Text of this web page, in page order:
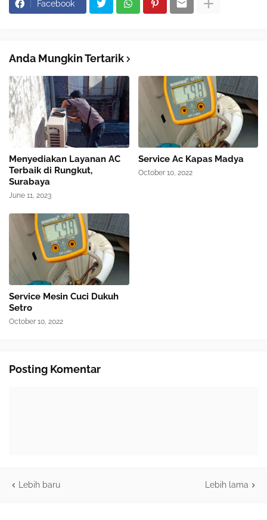
Facebook
Anda Mungkin Tertarik
Menyediakan Layanan AC
Terbaik di Rungkut,
Surabaya
June 11, 2023
Service Ac Kapas Madya
October 10, 2022
Service Mesin Cuci Dukuh
Setro
October 10, 2022
Posting Komentar
Lebih baru Lebih lama